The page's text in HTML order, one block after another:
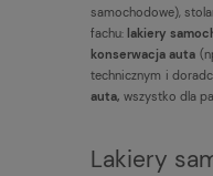
samochodowe),
fachu:lakiery
konserwacja auta
technicznym i
auta, wszystko dla
Lakiery